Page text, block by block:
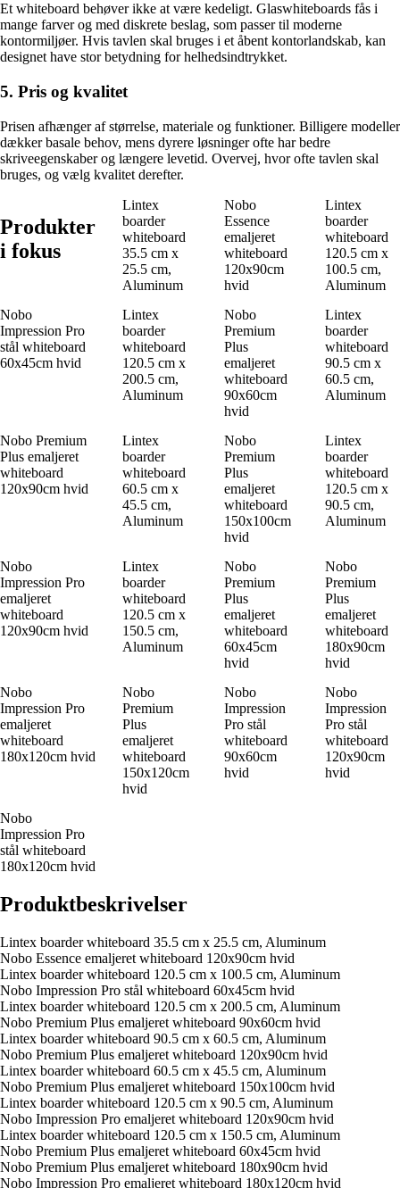
Et whiteboard behøver ikke at være kedeligt. Glaswhiteboards fås i
mange farver og med diskrete beslag, som passer til moderne
kontormiljøer. Hvis tavlen skal bruges i et åbent kontorlandskab, kan
designet have stor betydning for helhedsindtrykket.
5. Pris og kvalitet
Prisen afhænger af størrelse, materiale og funktioner. Billigere modeller
dækker basale behov, mens dyrere løsninger ofte har bedre
skriveegenskaber og længere levetid. Overvej, hvor ofte tavlen skal
bruges, og vælg kvalitet derefter.
Produkter
i fokus
Lintex
boarder
whiteboard
35.5 cm x
25.5 cm,
Aluminum
Nobo
Essence
emaljeret
whiteboard
120x90cm
hvid
Lintex
boarder
whiteboard
120.5 cm x
100.5 cm,
Aluminum
Nobo
Impression Pro
stål whiteboard
60x45cm hvid
Lintex
boarder
whiteboard
120.5 cm x
200.5 cm,
Aluminum
Nobo
Premium
Plus
emaljeret
whiteboard
90x60cm
hvid
Lintex
boarder
whiteboard
90.5 cm x
60.5 cm,
Aluminum
Nobo Premium
Plus emaljeret
whiteboard
120x90cm hvid
Lintex
boarder
whiteboard
60.5 cm x
45.5 cm,
Aluminum
Nobo
Premium
Plus
emaljeret
whiteboard
150x100cm
hvid
Lintex
boarder
whiteboard
120.5 cm x
90.5 cm,
Aluminum
Nobo
Impression Pro
emaljeret
whiteboard
120x90cm hvid
Lintex
boarder
whiteboard
120.5 cm x
150.5 cm,
Aluminum
Nobo
Premium
Plus
emaljeret
whiteboard
60x45cm
hvid
Nobo
Premium
Plus
emaljeret
whiteboard
180x90cm
hvid
Nobo
Impression Pro
emaljeret
whiteboard
180x120cm hvid
Nobo
Premium
Plus
emaljeret
whiteboard
150x120cm
hvid
Nobo
Impression
Pro stål
whiteboard
90x60cm
hvid
Nobo
Impression
Pro stål
whiteboard
120x90cm
hvid
Nobo
Impression Pro
stål whiteboard
180x120cm hvid
Produktbeskrivelser
Lintex boarder whiteboard 35.5 cm x 25.5 cm, Aluminum
Nobo Essence emaljeret whiteboard 120x90cm hvid
Lintex boarder whiteboard 120.5 cm x 100.5 cm, Aluminum
Nobo Impression Pro stål whiteboard 60x45cm hvid
Lintex boarder whiteboard 120.5 cm x 200.5 cm, Aluminum
Nobo Premium Plus emaljeret whiteboard 90x60cm hvid
Lintex boarder whiteboard 90.5 cm x 60.5 cm, Aluminum
Nobo Premium Plus emaljeret whiteboard 120x90cm hvid
Lintex boarder whiteboard 60.5 cm x 45.5 cm, Aluminum
Nobo Premium Plus emaljeret whiteboard 150x100cm hvid
Lintex boarder whiteboard 120.5 cm x 90.5 cm, Aluminum
Nobo Impression Pro emaljeret whiteboard 120x90cm hvid
Lintex boarder whiteboard 120.5 cm x 150.5 cm, Aluminum
Nobo Premium Plus emaljeret whiteboard 60x45cm hvid
Nobo Premium Plus emaljeret whiteboard 180x90cm hvid
Nobo Impression Pro emaljeret whiteboard 180x120cm hvid